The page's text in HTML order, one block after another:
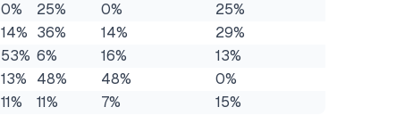
0% 25% 0%
25%
14% 36% 14%
29%
53% 6% 16%
13%
13% 48% 48%
0%
11% 11% 7% 15%